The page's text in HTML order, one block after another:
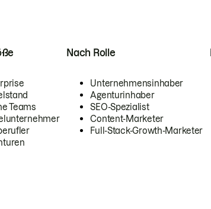
Teams
Nach Rolle
Unternehmensinhaber
Agenturinhaber
SEO-Spezialist
Content-Marketer
Full-Stack-Growth-Marketer